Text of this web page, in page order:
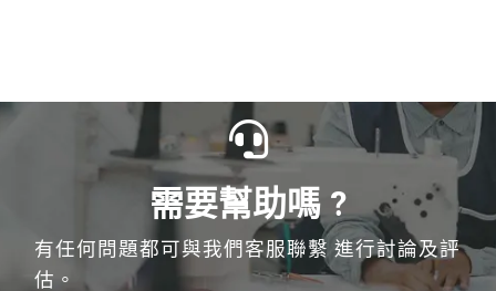
需要幫助嗎 ?
有任何問題都可與我們客服聯繫 進行討論及評
估。